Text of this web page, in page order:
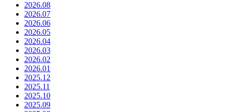
2026.08
2026.07
2026.06
2026.05
2026.04
2026.03
2026.02
2026.01
2025.12
2025.11
2025.10
2025.09